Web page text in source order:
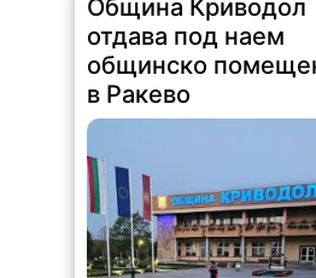
Община Криводол
отдава под наем
общинско
в Ракево